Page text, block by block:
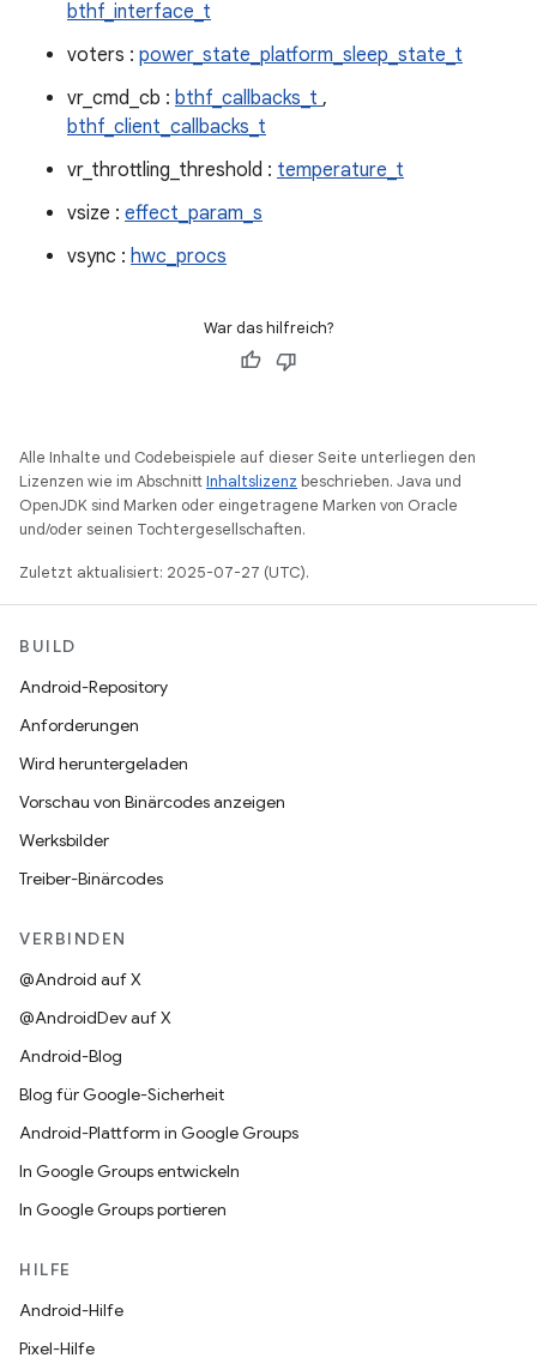
bthf_interface_t
voters : power_state_platform_sleep_state_t
vr_cmd_cb : bthf_callbacks_t ,
bthf_client_callbacks_t
vr_throttling_threshold : temperature_t
vsize : effect_param_s
vsync : hwc_procs
War das hilfreich?
Alle Inhalte und Codebeispiele auf dieser Seite unterliegen den
Lizenzen wie im AbschnittInhaltslizenz beschrieben. Java und
OpenJDK sind Marken oder eingetragene Marken von Oracle
und/oder seinen Tochtergesellschaften.
Zuletzt aktualisiert: 2025-07-27 (UTC).
BUILD
Android-Repository
Anforderungen
Wird heruntergeladen
Vorschau von Binärcodes anzeigen
Werksbilder
Treiber-Binärcodes
VERBINDEN
@Android auf X
@AndroidDev auf X
Android-Blog
Blog für Google-Sicherheit
Android-Plattform in Google Groups
In Google Groups entwickeln
In Google Groups portieren
HILFE
Android-Hilfe
Pixel-Hilfe